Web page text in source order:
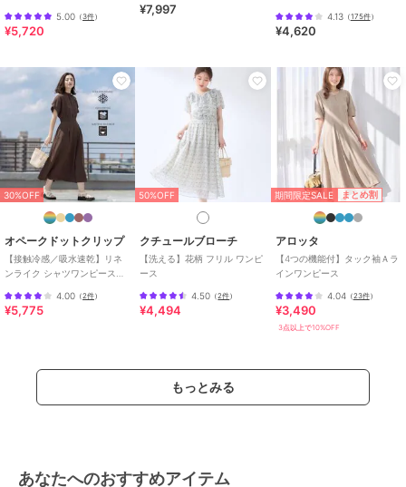
ポリエステル素材
LL･13号以
ポリエステル素材
チェック柄
/S･7号以下あり 洗える
原産国 中国製
5.00 （3件）
¥5,720
シワ・リンクコーデ
¥7,997 4.13（175件）
¥4,620
30%OFF
オペークドットクリップ
【接触冷感／吸水速乾】リネ
ンライク シャツワンピース
4.00 （2件）
¥5,775
50%OFF
クチュールブローチ
【洗える】花柄 フリル ワンピ
ース
4.50 （2件）
¥4,494
期間限定SALE まとめ割
アロッタ
【4つの機能付】タック袖Ａラ
インワンピース
4.04 （23件）
¥3,490
3点以上で10%OFF
もっとみる
あなたへのおすすめアイテム